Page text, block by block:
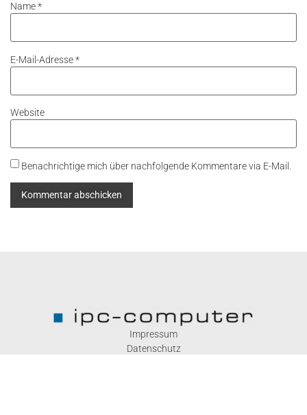
Name*
E-Mail-Adresse*
Website
Benachrichtige mich über nachfolgende Kommentare via E-Mail.
Impressum
Datenschutz